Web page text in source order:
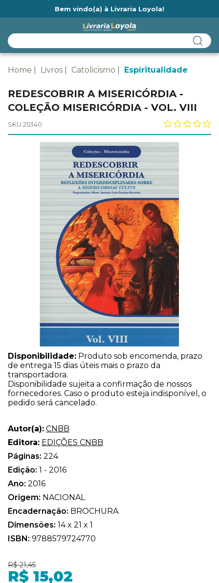
Bem vindo(a) à Livraria Loyola!
Home Livros Catolicismo Espíritualidade
REDESCOBRIR A MISERICÓRDIA -
COLEÇÃO MISERICÓRDIA - VOL. VIII
SKU 25340
Disponibilidade: Produto sob encomenda, prazo
de entrega 15 dias úteis mais o prazo da
transportadora.
Disponibilidade sujeita a confirmação de nossos
fornecedores. Caso o produto esteja indisponível, o
pedido será cancelado.
Autor(a): CNBB
Editora: EDIÇÕES CNBB
Páginas: 224
Edição: 1 - 2016
Ano: 2016
Origem: NACIONAL
Encadernação: BROCHURA
Dimensões: 14 x 21 x 1
ISBN: 9788579724770
R$ 21,45
R$ 15,02